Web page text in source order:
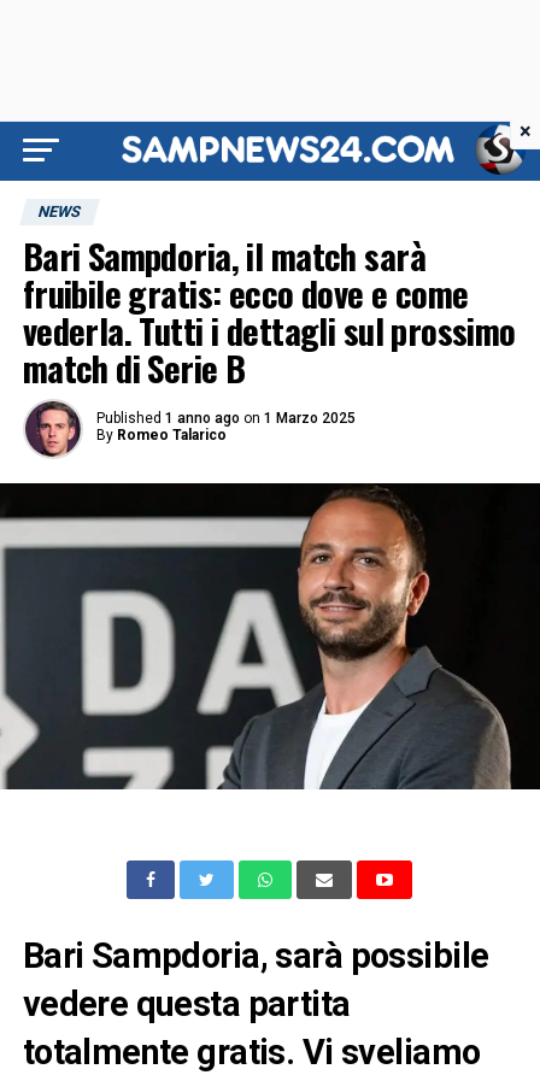
NEWS
Bari Sampdoria, il match sarà
fruibile gratis: ecco dove e come
vederla. Tutti i dettagli sul prossimo
match di Serie B
Published 1 anno ago on 1 Marzo 2025
By Romeo Talarico
Bari Sampdoria, sarà possibile
vedere questa partita
totalmente gratis. Vi sveliamo
×